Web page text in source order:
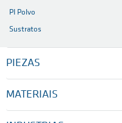
PI Polvo
Sustratos
PIEZAS
MATERIAIS